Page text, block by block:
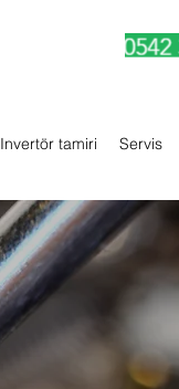
Invertör tamiri Servis